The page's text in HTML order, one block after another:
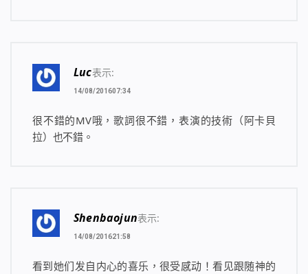
Luc表示:
14/08/201607:34
很不錯的MV哦，歌詞很不錯，表演的技術（阿卡貝
拉）也不錯。
Shenbaojun表示:
14/08/201621:58
看到她们发自内心的喜乐，很受感动！看见跟随神的